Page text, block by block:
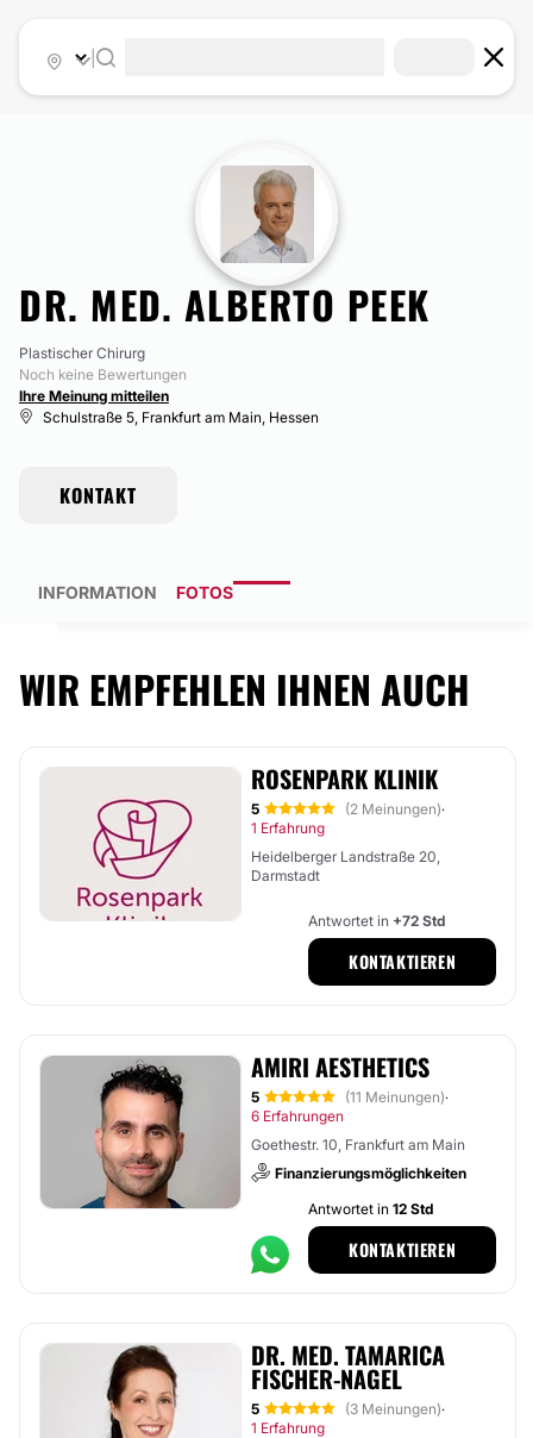
DR. MED. ALBERTO PEEK
Plastischer Chirurg
Noch keine Bewertungen
Ihre Meinung mitteilen
Schulstraße 5, Frankfurt am Main, Hessen
KONTAKT
INFORMATION FOTOS
WIR EMPFEHLEN IHNEN AUCH
ROSENPARK KLINIK
5 (2 Meinungen)·
1 Erfahrung
Heidelberger Landstraße 20,
Darmstadt
Antwortet in +72 Std
KONTAKTIEREN
AMIRI AESTHETICS
5 (11 Meinungen)·
6 Erfahrungen
Goethestr. 10, Frankfurt am Main
Finanzierungsmöglichkeiten
Antwortet in 12 Std
KONTAKTIEREN
DR. MED. TAMARICA
FISCHER-NAGEL
5 (3 Meinungen)·
1 Erfahrung